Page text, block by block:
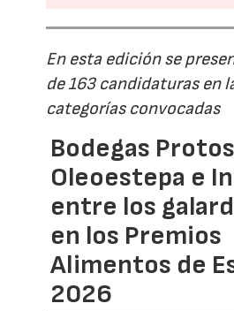
En esta edición se
de 163 candidaturas en
categorías convocadas
Bodegas
Oleoestepa e
entre los
en los Premios
Alimentos de
2026